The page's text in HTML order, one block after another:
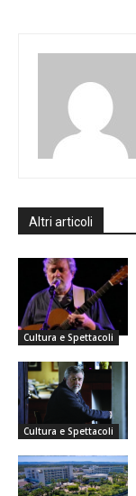
Altri articoli
Cultura e Spettacoli
Cultura e Spettacoli